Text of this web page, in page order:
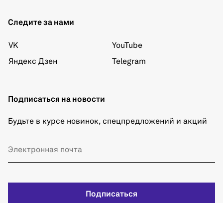
Следите за нами
VK
Яндекс Дзен
YouTube
Telegram
Подписаться на новости
Будьте в курсе новинок, спецпредложений и акций
Подписаться